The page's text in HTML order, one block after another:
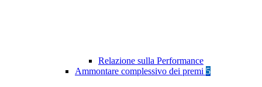
Relazione sulla Performance
Ammontare complessivo dei premi 5